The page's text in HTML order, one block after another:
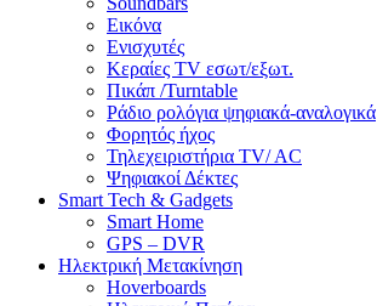
Εικόνα
Ενισχυτές
Κεραίες TV εσωτ/εξωτ.
Πικάπ /Turntable
Ράδιο ρολόγια ψηφιακά-αναλογικά
Φορητός ήχος
Τηλεχειριστήρια TV/ AC
Ψηφιακοί Δέκτες
Smart Tech & Gadgets
Smart Home
GPS – DVR
Ηλεκτρική Μετακίνηση
Hoverboards